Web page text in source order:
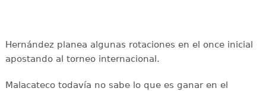
Hernández planea algunas rotaciones en el once inicial
apostando al torneo internacional.
Malacateco todavía no sabe lo que es ganar en el